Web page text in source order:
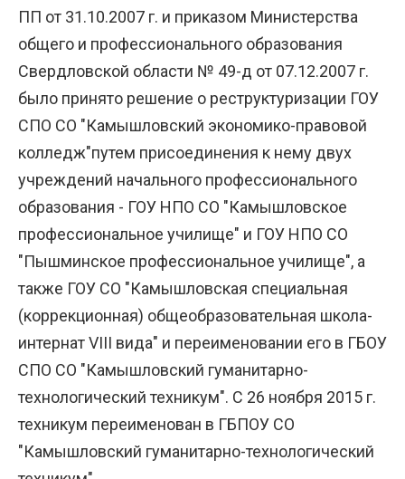
ПП от 31.10.2007 г. и приказом Министерства
общего и профессионального образования
Свердловской области № 49-д от 07.12.2007 г.
было принято решение о реструктуризации ГОУ
СПО СО "Камышловский экономико-правовой
колледж"путем присоединения к нему двух
учреждений начального профессионального
образования - ГОУ НПО СО "Камышловское
профессиональное училище" и ГОУ НПО СО
"Пышминское профессиональное училище", а
также ГОУ СО "Камышловская специальная
(коррекционная) общеобразовательная школа-
интернат VIII вида" и переименовании его в ГБОУ
СПО СО "Камышловский гуманитарно-
технологический техникум".​ С 26 ноября 2015 г.
техникум переименован в ГБПОУ СО
"Камышловский гуманитарно-технологический